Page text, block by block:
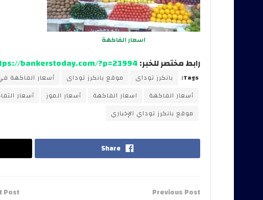
اسعار الفاكهة
رابط مختصر للخبر:bankerstoday.com/?p=21994
Tags: بانكرز توداى موقع بانكرز توداى أسعار الفاكهة
أسعار الفاكهة
اسعار الفاكهة أسعار الموز أسعار
موقع بانكرز توداي الإخباري
Share
Previous Post
Post